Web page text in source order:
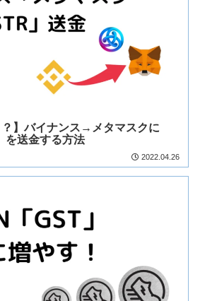
？】バイナンス→メタマスクに
を送金する方法
2022.04.26